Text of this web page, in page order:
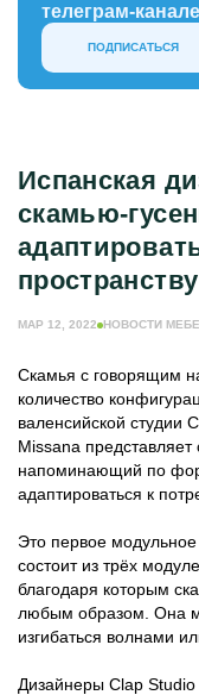
телеграм-канале
ПОДПИСАТЬСЯ
Испанская
скамью-
пространству
МАР 12, 2022 НОВОСТИ
Скамья с говорящим
количество
валенсийской студии
Missana
напоминающий по
адаптироваться к
Это первое
состоит из трёх
благодаря которым
любым образом. Она
изгибаться волнами
Дизайнеры Clap Studio